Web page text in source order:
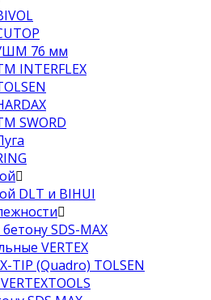
76 мм
INTERFLEX
SWORD
DLT и BIHUI
SDS-MAX
VERTEX
TIP (Quadro) TOLSEN